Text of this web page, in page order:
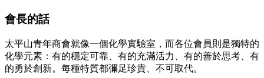
會長的話
太平山青年商會就像一個化學實驗室，而各位會員則是獨特的
化學元素：有的穩定可靠、有的充滿活力、有的善於思考、有
的勇於創新。每種特質都彌足珍貴、不可取代。